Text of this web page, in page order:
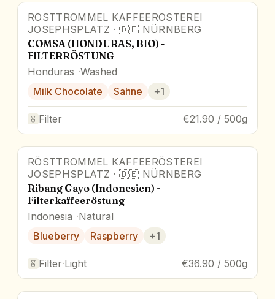
RÖSTTROMMEL KAFFEERÖSTEREI
JOSEPHSPLATZ · 🇩🇪 NÜRNBERG
COMSA (HONDURAS, BIO) -
FILTERRÖSTUNG
Honduras Washed
Milk Chocolate
Sahne +1
Filter €21.90 / 500g
RÖSTTROMMEL KAFFEERÖSTEREI
JOSEPHSPLATZ · 🇩🇪 NÜRNBERG
Ribang Gayo (Indonesien) -
Filterkaffeeröstung
Indonesia Natural
Blueberry
Raspberry +1
Filter·Light €36.90 / 500g